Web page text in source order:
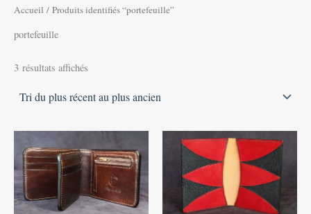
Accueil / Produits identifiés “portefeuille”
portefeuille
3 résultats affichés
Plage
prix :
110,00 €
à
140,00 €
Ce
produit
a
plusieurs
variations.